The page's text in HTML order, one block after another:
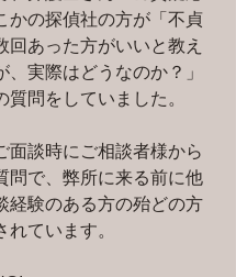
かの探偵社の方が「不貞
回あった方がいいと教え
、実際はどうなのか？」
質問をしていました。
面談時にご相談者様から
問で、弊所に来る前に他
経験のある方の殆どの方
れています。